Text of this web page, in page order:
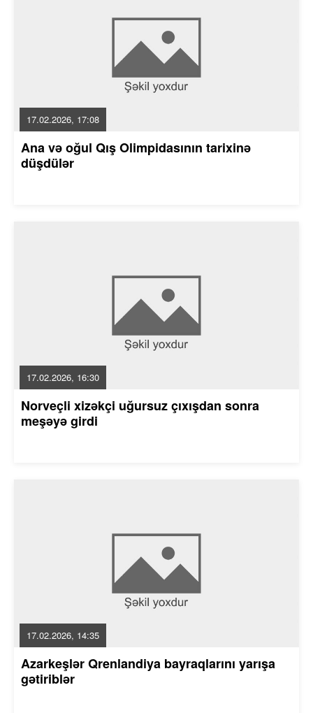
17.02.2026, 17:08
Ana və oğul Qış Olimpidasının tarixinə
düşdülər
17.02.2026, 16:30
Norveçli xizəkçi uğursuz çıxışdan sonra
meşəyə girdi
17.02.2026, 14:35
Azarkeşlər Qrenlandiya bayraqlarını yarışa
gətiriblər